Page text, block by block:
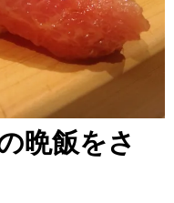
晩飯をさ